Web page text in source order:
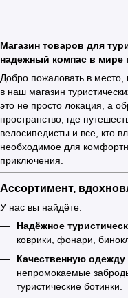
Магазин товаров для
надежный компас в мире
Добро пожаловать в
в наш магазин
это не просто локация, а
пространство, где
велосипедисты и все, кто
необходимое для
приключения.
Ассортимент,
У нас вы найдёте:
Надёжное
коврики, фонари,
Качественную
непромокаемые
туристические ботинки.